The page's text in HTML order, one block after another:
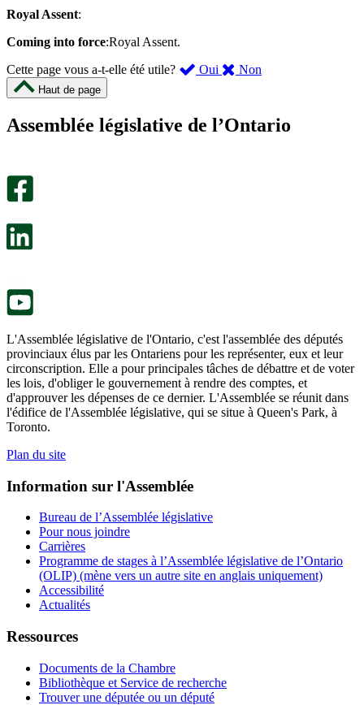
Royal Assent:
Coming into force:Royal Assent.
Cette page vous a-t-elle été utile?
Oui ,
été
Non
m’a
Haut de page
Assemblée législative de l’Ontario
L'Assemblée législative de l'Ontario, c'est l'assemblée des députés
provinciaux élus par les Ontariens pour les représenter, eux et leur
circonscription. Elle a pour principales tâches de débattre et de voter
les lois, d'obliger le gouvernement à rendre des comptes, et
d'approuver les dépenses de ce dernier. L'Assemblée se réunit dans
l'édifice de l'Assemblée législative, qui se situe à Queen's Park, à
Toronto.
Plan du site
Information sur l'Assemblée
Bureau de l’Assemblée législative
Pour nous joindre
Carrières
Programme de stages à l’Assemblée législative de l’Ontario
(OLIP) (mène vers un autre site en anglais uniquement)
Accessibilité
Actualités
Ressources
Documents de la Chambre
Bibliothèque et Service de recherche
Trouver une députée ou un député